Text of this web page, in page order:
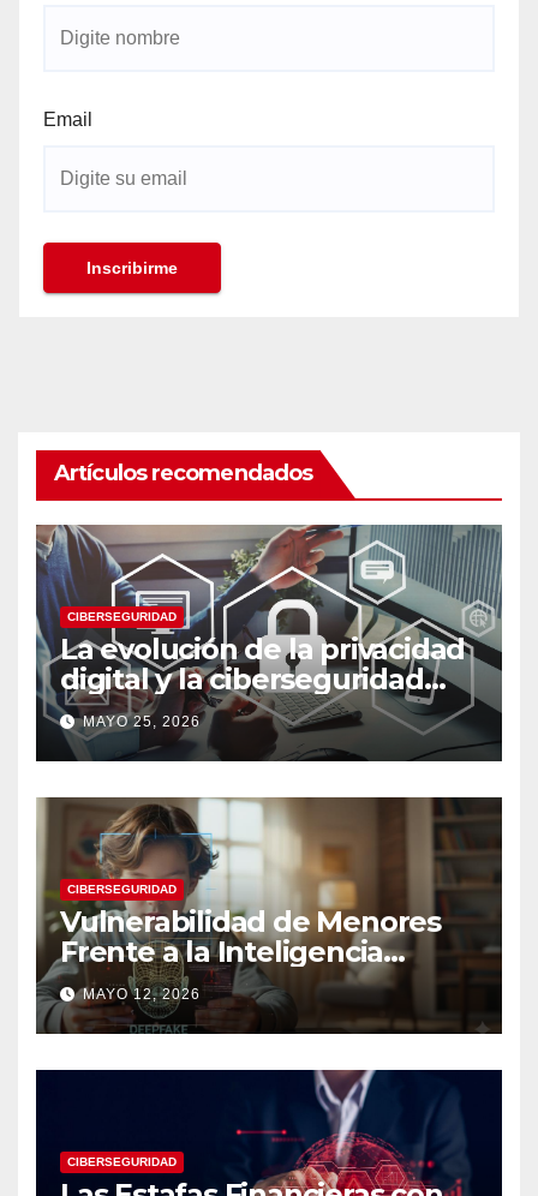
Email
Artículos recomendados
CIBERSEGURIDAD
La evolución de la privacidad
digital y la ciberseguridad
moderna
MAYO 25, 2026
CIBERSEGURIDAD
Vulnerabilidad de Menores
Frente a la Inteligencia
Artificial: Riesgos Digitales,
Manipulación y Protección
Tecnológica
MAYO 12, 2026
CIBERSEGURIDAD